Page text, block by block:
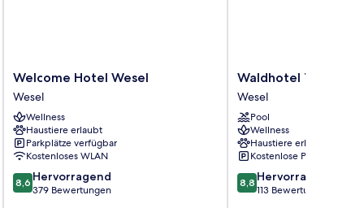
Welcome
Hotel
Wesel
Wesel
Welcome Hotel Wesel
Wesel
Wellness
Haustiere erlaubt
Parkplätze verfügbar
Kostenloses WLAN
8.6
von
8,6 Hervorragend
379 Bewertungen
Waldhotel
Tannenhäuschen
Wesel
Waldhotel
Wesel
Pool
Wellness
Haustiere erlaubt
Kostenlose Parkplätze
8.8
von
8,8 Hervorragend
113 Bewertungen